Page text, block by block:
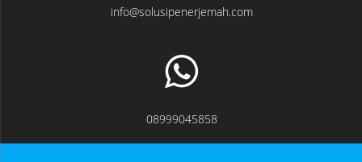
info@solusipenerjemah.com
08999045858